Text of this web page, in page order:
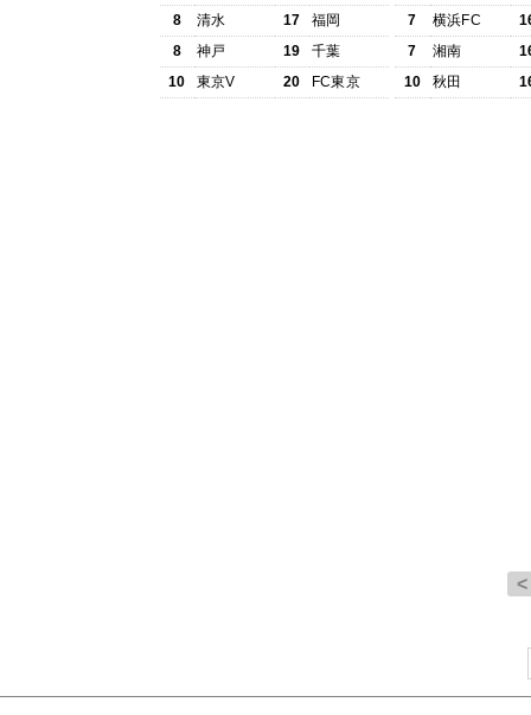
8
清水 17
福岡
8
神戸 19
千葉
10
東京V 20 FC東京
7
横浜FC
7
湘南
10
秋田